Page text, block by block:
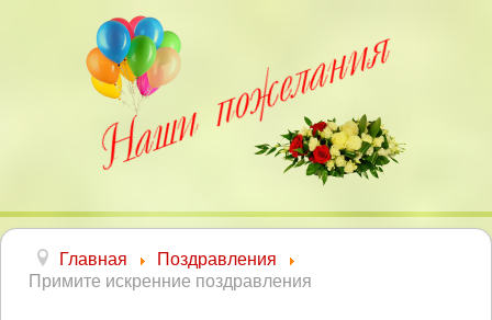
Главная
Поздравления
Примите искренние поздравления